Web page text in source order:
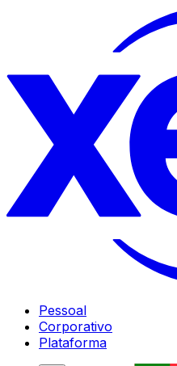
Pessoal
Corporativo
Plataforma